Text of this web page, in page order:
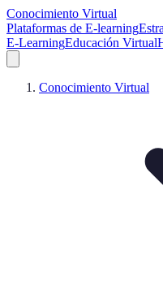
Conocimiento Virtual
Plataformas de E-learning
E-LearningEducación Virtual
Conocimiento Virtual